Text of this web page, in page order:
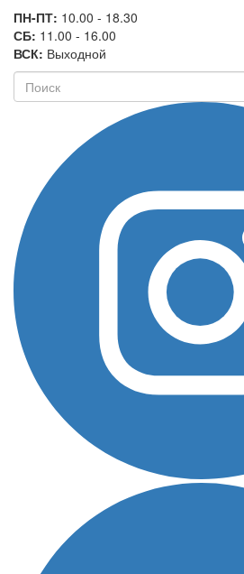
ПН-ПТ: 10.00 - 18.30
СБ: 11.00 - 16.00
ВСК: Выходной